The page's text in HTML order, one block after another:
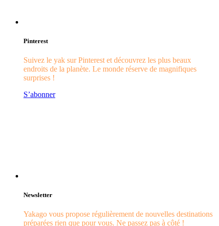
Pinterest
Suivez le yak sur Pinterest et découvrez les plus beaux
endroits de la planète. Le monde réserve de magnifiques
surprises !
S’abonner
Newsletter
Yakago vous propose régulièrement de nouvelles destinations
préparées rien que pour vous. Ne passez pas à côté !